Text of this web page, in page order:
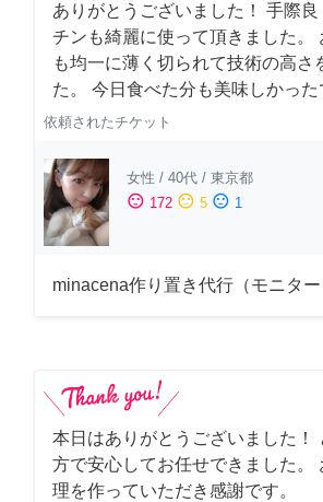
ありがとうございました！ 手際良
チンも綺麗に使って頂きました。
も均一に薄く切られて技術の高さ
た。 今日食べた分も美味しかった
依頼されたチケット
女性 / 40代 / 東京都
sentiment_satisfied 172 sentiment_neutral 5 sentiment_dissatisfied 1
minacena作り置き代行（モニタ
本日はありがとうございました！
方で安心してお任せできました。
理を作っていただき感謝です。